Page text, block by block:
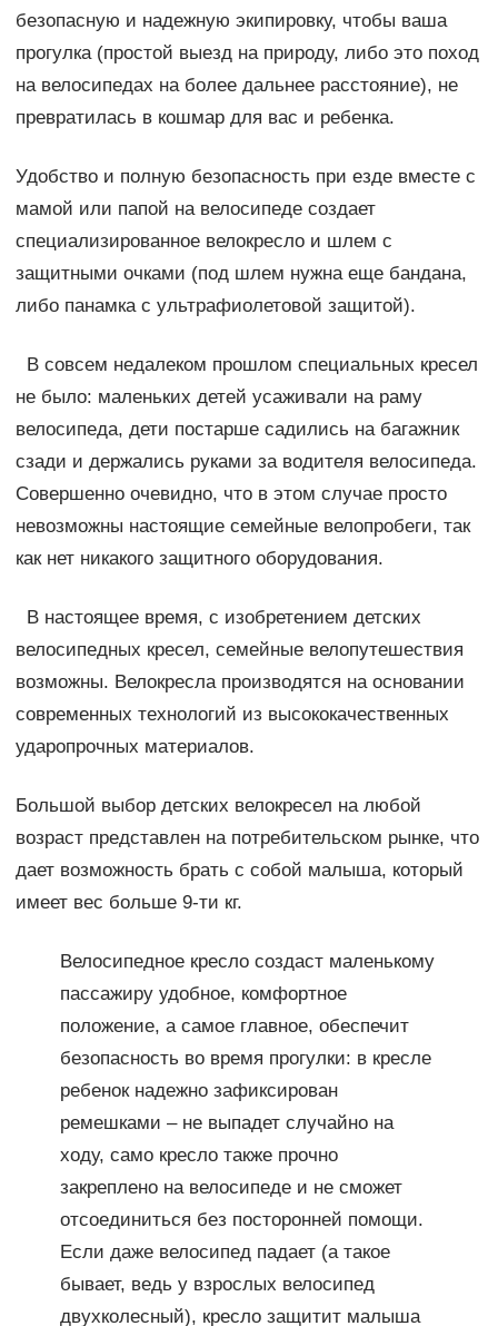
безопасную и надежную экипировку, чтобы ваша
прогулка (простой выезд на природу, либо это поход
на велосипедах на более дальнее расстояние), не
превратилась в кошмар для вас и ребенка.
Удобство и полную безопасность при езде вместе с
мамой или папой на велосипеде создает
специализированное велокресло и шлем с
защитными очками (под шлем нужна еще бандана,
либо панамка с ультрафиолетовой защитой).
В совсем недалеком прошлом специальных кресел
не было: маленьких детей усаживали на раму
велосипеда, дети постарше садились на багажник
сзади и держались руками за водителя велосипеда.
Совершенно очевидно, что в этом случае просто
невозможны настоящие семейные велопробеги, так
как нет никакого защитного оборудования.
В настоящее время, с изобретением детских
велосипедных кресел, семейные велопутешествия
возможны. Велокресла производятся на основании
современных технологий из высококачественных
ударопрочных материалов.
Большой выбор детских велокресел на любой
возраст представлен на потребительском рынке, что
дает возможность брать с собой малыша, который
имеет вес больше 9-ти кг.
Велосипедное кресло создаст маленькому
пассажиру удобное, комфортное
положение, а самое главное, обеспечит
безопасность во время прогулки: в кресле
ребенок надежно зафиксирован
ремешками – не выпадет случайно на
ходу, само кресло также прочно
закреплено на велосипеде и не сможет
отсоединиться без посторонней помощи.
Если даже велосипед падает (а такое
бывает, ведь у взрослых велосипед
двухколесный), кресло защитит малыша